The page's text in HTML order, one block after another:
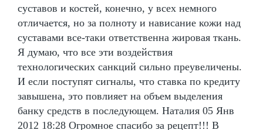
суставов и костей, конечно, у всех немного
отличается, но за полноту и нависание кожи над
суставами все-таки ответственна жировая ткань.
Я думаю, что все эти воздействия
технологических санкций сильно преувеличены.
И если поступят сигналы, что ставка по кредиту
завышена, это повлияет на объем выделения
банку средств в последующем. Наталия 05 Янв
2012 18:28 Огромное спасибо за рецепт!!! В